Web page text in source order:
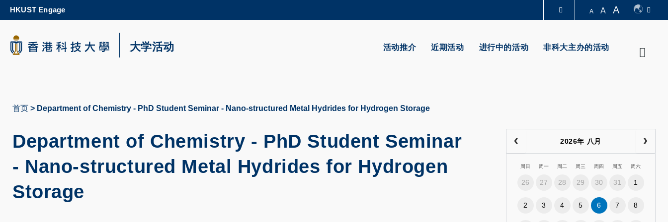
content
更多科大概览
科大新闻 生活@科大 图书馆
HKUST Engage A A A
活动推介 近期活动 进行中的活动 非科大主办的活动
大学活动
包
首页 Department of Chemistry - PhD Student Seminar - Nano-structured Metal Hydrides for Hydrogen Storage
Department of Chemistry - PhD Student Seminar
- Nano-structured Metal Hydrides for Hydrogen
Storage
2026年 八月
周日 周一 周二 周三 周四 周五 周六
26 27 28 29 30 31 1
2 3 4 5 6 7 8